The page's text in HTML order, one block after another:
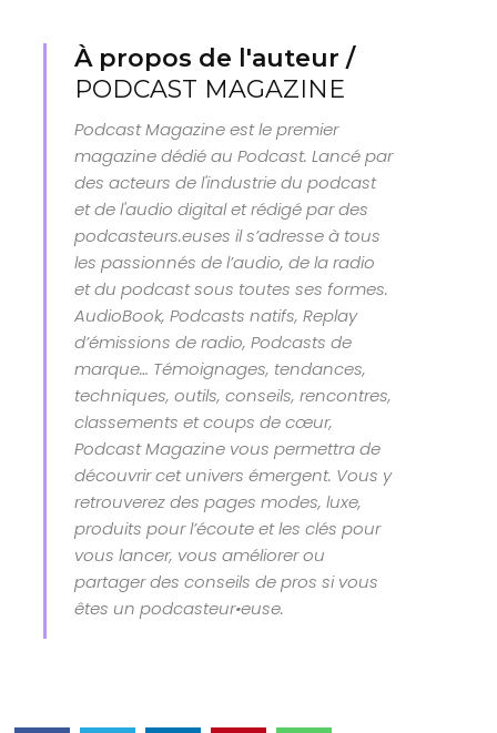
À propos de l'auteur /
PODCAST MAGAZINE
Podcast Magazine est le premier
magazine dédié au Podcast. Lancé par
des acteurs de l'industrie du podcast
et de l'audio digital et rédigé par des
podcasteurs.euses il s’adresse à tous
les passionnés de l’audio, de la radio
et du podcast sous toutes ses formes.
AudioBook, Podcasts natifs, Replay
d’émissions de radio, Podcasts de
marque… Témoignages, tendances,
techniques, outils, conseils, rencontres,
classements et coups de cœur,
Podcast Magazine vous permettra de
découvrir cet univers émergent. Vous y
retrouverez des pages modes, luxe,
produits pour l’écoute et les clés pour
vous lancer, vous améliorer ou
partager des conseils de pros si vous
êtes un podcasteur•euse.